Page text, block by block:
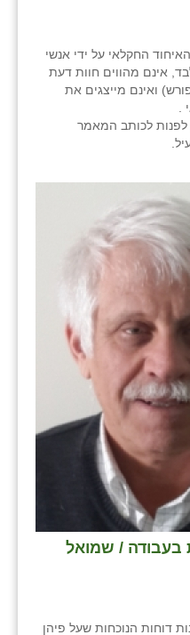
החקלאי על ידי אנשי
אינם מהווים חוות דעת
ואינם מייצגים את
לפנות לכותב המאמר
בעבודה / שמואל
דוחות הנוכחות שעל פיהן